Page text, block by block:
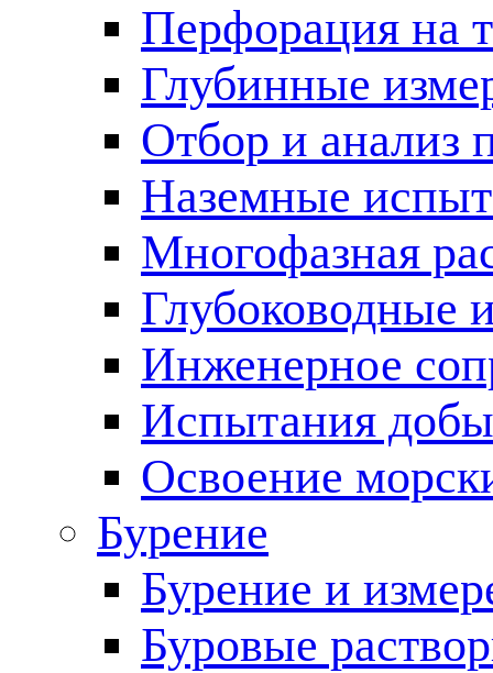
Перфорация на
Глубинные
Отбор и анализ
Наземные
Многофазная
Глубоководные
Инженерное
Испытания
Освоение
Бурение
Бурение и
Буровые